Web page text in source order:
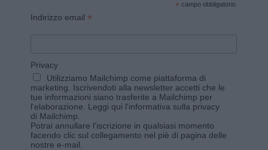
* campo obbligatorio
Indirizzo email *
Privacy
Utilizziamo Mailchimp come piattaforma di
marketing. Iscrivendoti alla newsletter accetti che le
tue informazioni siano trasferite a Mailchimp per
l'elaborazione. Leggi qui l'informativa sulla privacy
di Mailchimp
Potrai annullare l'iscrizione in qualsiasi momento
facendo clic sul collegamento nel piè di pagina delle
nostre e-mail.